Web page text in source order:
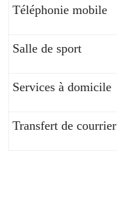
Téléphonie mobile
Salle de sport
Services à domicile
Transfert de courrier